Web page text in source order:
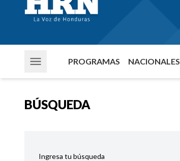
PROGRAMAS NACIONALES
BÚSQUEDA
Ingresa tu búsqueda